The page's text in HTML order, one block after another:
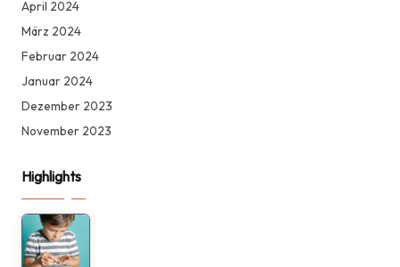
April 2024
März 2024
Februar 2024
Januar 2024
Dezember 2023
November 2023
Highlights